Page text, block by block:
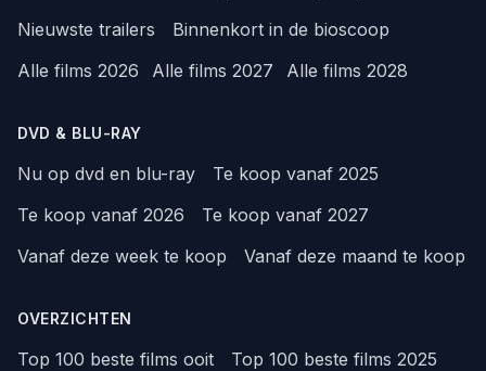
Nieuwste trailers
Binnenkort in de bioscoop
Alle films 2026
Alle films 2027 Alle films 2028
DVD & BLU-RAY
Nu op dvd en blu-ray
Te koop vanaf 2025
Te koop vanaf 2026
Te koop vanaf 2027
Vanaf deze week te koop
Vanaf deze maand te koop
OVERZICHTEN
Top 100 beste films ooit
Top 100 beste films 2025